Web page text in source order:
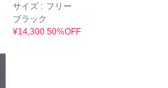
サイズ : フリー
ブラック
¥14,300 50%OFF